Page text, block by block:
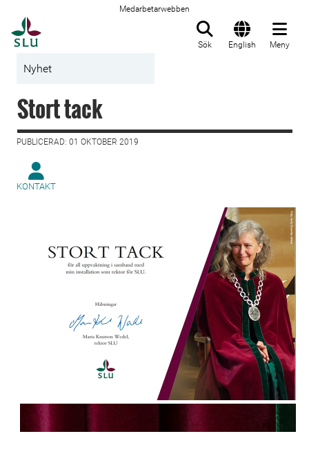
Medarbetarwebben
Sök English Meny
Nyhet
Stort tack
PUBLICERAD: 01 OKTOBER 2019
KONTAKT